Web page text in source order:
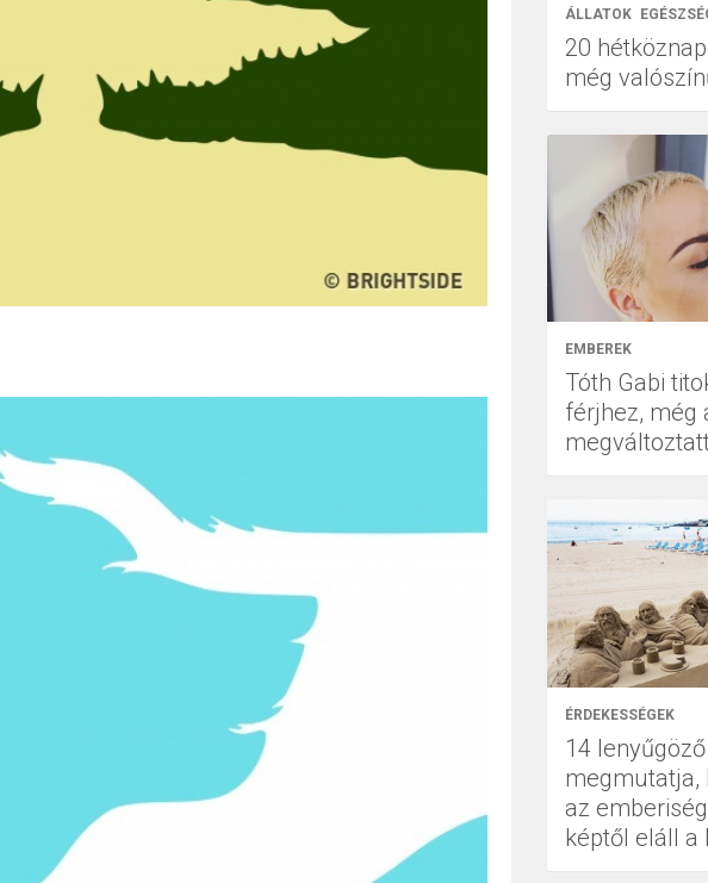
ÁLLATOK
20
még
EMBEREK
Tóth Gabi
férjhez, még
ÉRDEKESSÉGEK
14
megmutatja,
az
képtől eláll a